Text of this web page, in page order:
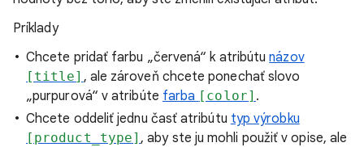
Príklady
Chcete pridať farbu „červená“ k atribútunázov
[title] , ale zároveň chcete ponechať slovo
„purpurová“ v atribúte farba [color] .
Chcete oddeliť jednu časť atribútu typ výrobku
[product_type] , aby ste ju mohli použiť v opise, ale